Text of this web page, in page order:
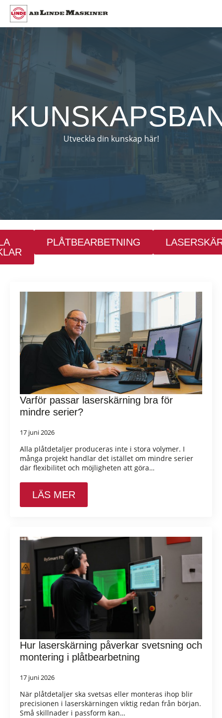
Utveckla din kunskap här!
PLÅTBEARBETNING
Varför passar laserskärning bra för
mindre serier?
17 juni 2026
Alla plåtdetaljer produceras inte i stora volymer. I
många projekt handlar det istället om mindre serier
där flexibilitet och möjligheten att göra…
LÄS MER
Hur laserskärning påverkar svetsning och
montering i plåtbearbetning
17 juni 2026
När plåtdetaljer ska svetsas eller monteras ihop blir
precisionen i laserskärningen viktig redan från början.
Små skillnader i passform kan…